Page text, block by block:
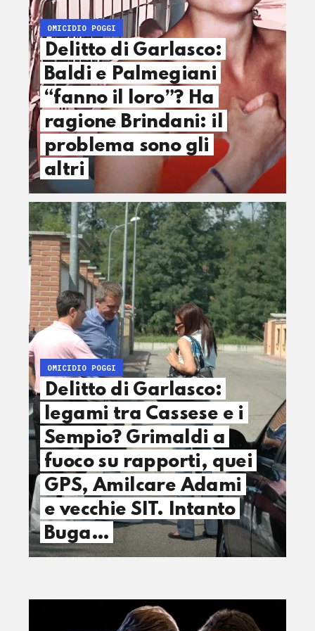
OMICIDIO POGGI
Delitto di Garlasco:
Baldi e Palmegiani
“fanno il loro”? Ha
ragione Brindani: il
problema sono gli
altri
OMICIDIO POGGI
Delitto di Garlasco:
legami tra Cassese e i
Sempio? Grimaldi a
fuoco su rapporti, quei
GPS, Amilcare Adami
e vecchie SIT. Intanto
Buga…